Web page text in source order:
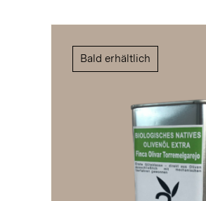
Bald erhältlich